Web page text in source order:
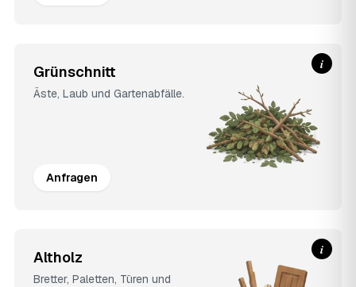
Grünschnitt
Äste, Laub und Gartenabfälle.
Anfragen
i
Altholz
Bretter, Paletten, Türen und
i